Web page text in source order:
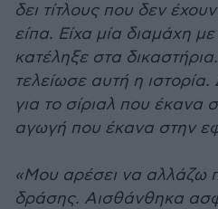
δει τίτλους που δεν
είπα. Είχα μία διαμάχη
κατέληξε στα
τελείωσε αυτή η
για το σίριαλ που έκανα
αγωγή που έκανα στην
«Μου αρέσει να αλλάζω
δράσης. Αισθάνθηκα